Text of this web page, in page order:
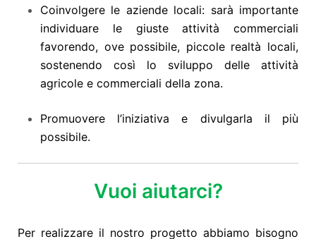
Coinvolgere le aziende locali: sarà importante
individuare le giuste attività commerciali
favorendo, ove possibile, piccole realtà locali,
sostenendo così lo sviluppo delle attività
agricole e commerciali della zona.
Promuovere l’iniziativa e divulgarla il più
possibile.
Vuoi aiutarci?
Per realizzare il nostro progetto abbiamo bisogno